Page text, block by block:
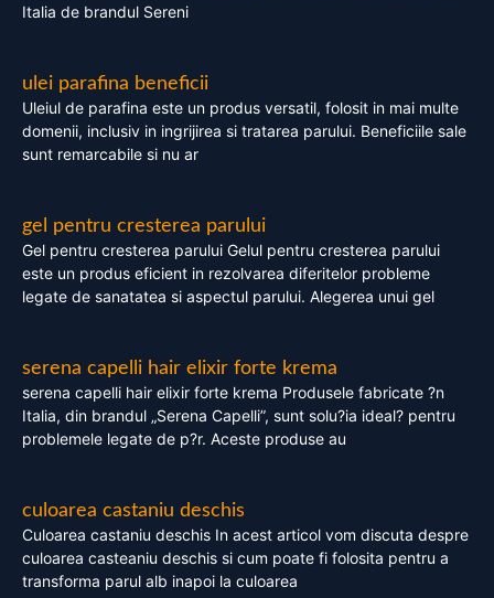
Italia de brandul Sereni
ulei parafina beneficii
Uleiul de parafina este un produs versatil, folosit in mai multe
domenii, inclusiv in ingrijirea si tratarea parului. Beneficiile sale
sunt remarcabile si nu ar
gel pentru cresterea parului
Gel pentru cresterea parului Gelul pentru cresterea parului
este un produs eficient in rezolvarea diferitelor probleme
legate de sanatatea si aspectul parului. Alegerea unui gel
serena capelli hair elixir forte krema
serena capelli hair elixir forte krema Produsele fabricate ?n
Italia, din brandul „Serena Capelli”, sunt solu?ia ideal? pentru
problemele legate de p?r. Aceste produse au
culoarea castaniu deschis
Culoarea castaniu deschis In acest articol vom discuta despre
culoarea casteaniu deschis si cum poate fi folosita pentru a
transforma parul alb inapoi la culoarea